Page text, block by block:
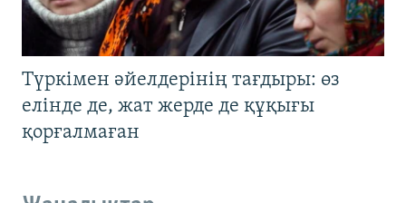
Түркімен әйелдерінің тағдыры: өз
елінде де, жат жерде де құқығы
қорғалмаған